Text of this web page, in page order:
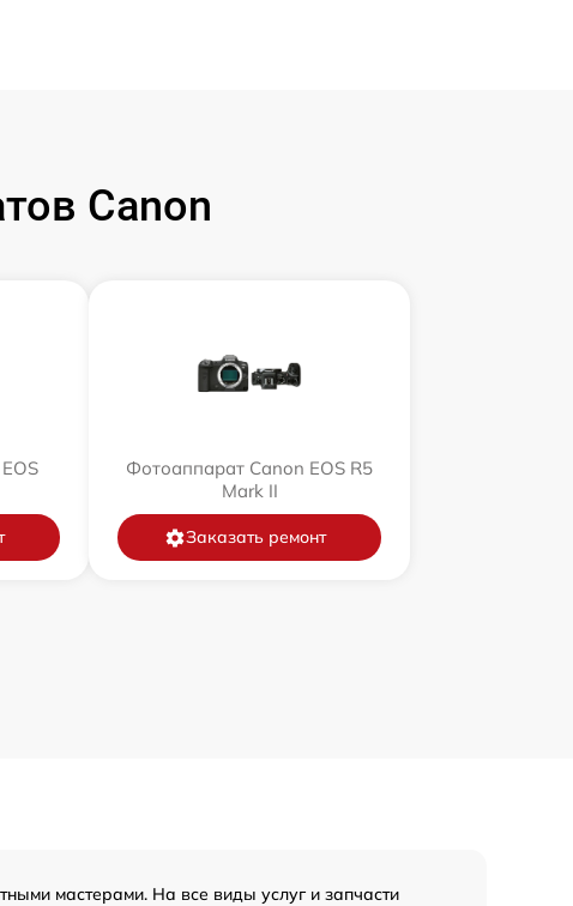
Canon
Фотоаппарат Canon EOS R5
Mark II
Заказать ремонт
мастерами. На все виды услуг и запчасти